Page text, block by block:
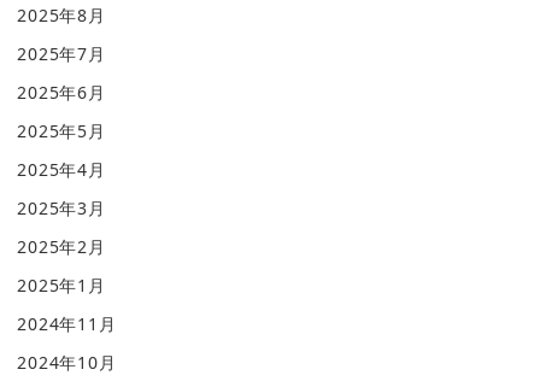
2025年8月
2025年7月
2025年6月
2025年5月
2025年4月
2025年3月
2025年2月
2025年1月
2024年11月
2024年10月